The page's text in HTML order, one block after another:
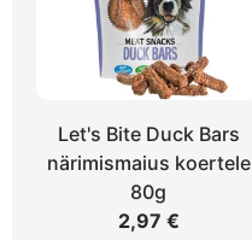
Let's Bite Duck Bars
närimismaius koertele
80g
2,97 €